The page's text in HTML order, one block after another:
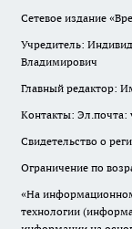
Сетевое издание
Учредитель:
Владимирович
Главный редактор:
Контакты: Эл.почта:
Свидетельство о
Ограничение по
«На
технологии